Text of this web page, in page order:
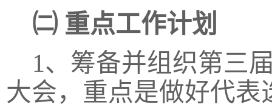
㈡ 重点工作计划
1、筹备并组织第三
大会，重点是做好代